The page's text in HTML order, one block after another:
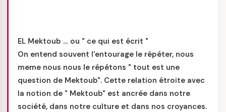
EL Mektoub … ou " ce qui est écrit "
On entend souvent l'entourage le répéter, nous
meme nous nous le répétons " tout est une
question de Mektoub". Cette relation étroite avec
la notion de " Mektoub" est ancrée dans notre
société, dans notre culture et dans nos croyances.